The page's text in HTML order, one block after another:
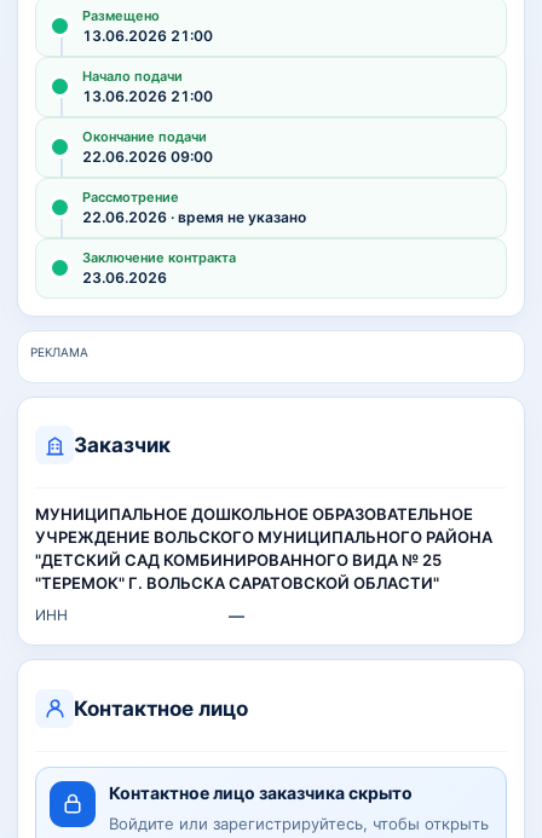
Размещено
13.06.2026 21:00
Начало подачи
13.06.2026 21:00
Окончание подачи
22.06.2026 09:00
Рассмотрение
22.06.2026 · время не указано
Заключение контракта
23.06.2026
РЕКЛАМА
Заказчик
МУНИЦИПАЛЬНОЕ ДОШКОЛЬНОЕ ОБРАЗОВАТЕЛЬНОЕ
УЧРЕЖДЕНИЕ ВОЛЬСКОГО МУНИЦИПАЛЬНОГО РАЙОНА
"ДЕТСКИЙ САД КОМБИНИРОВАННОГО ВИДА № 25
"ТЕРЕМОК" Г. ВОЛЬСКА САРАТОВСКОЙ ОБЛАСТИ"
ИНН —
Контактное лицо
Контактное лицо заказчика скрыто
Войдите или зарегистрируйтесь, чтобы открыть